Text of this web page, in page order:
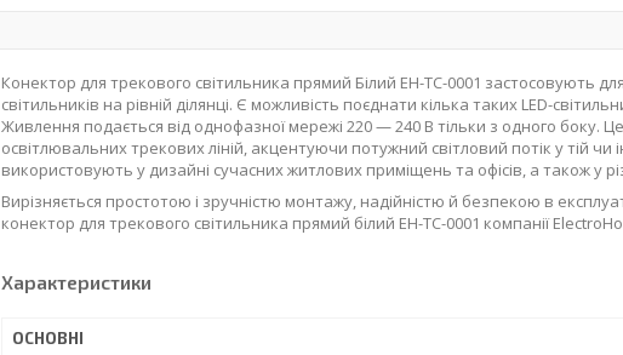
Конектор для трекового світильника прямий Білий EH-TC-0001 застосовують
світильників на рівній ділянці. Є можливість поєднати кілька таких LED-
Живлення подається від однофазної мережі 220 — 240 В тільки з одного боку. Це
освітлювальних трекових ліній, акцентуючи потужний світловий потік у тій
використовують у дизайні сучасних житлових приміщень та офісів, а також у
Вирізняється простотою і зручністю монтажу, надійністю й безпекою в
конектор для трекового світильника прямий білий EH-TC-0001 компанії
Характеристики
ОСНОВНІ